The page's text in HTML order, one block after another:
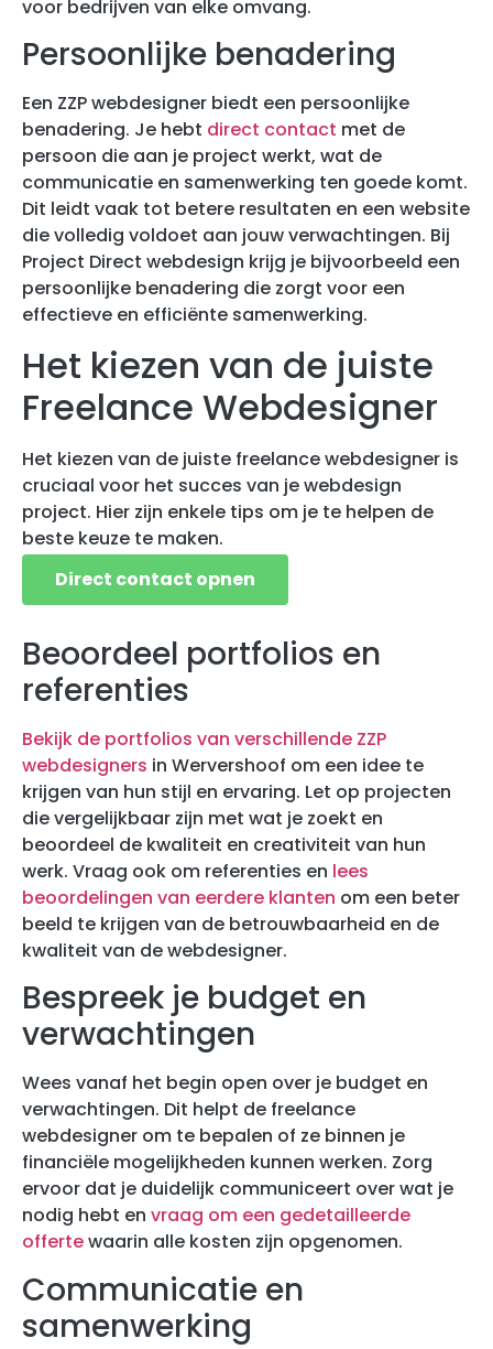
voor bedrijven van elke omvang.
Persoonlijke benadering
Een ZZP webdesigner biedt een persoonlijke
benadering. Je hebt direct contact met de
persoon die aan je project werkt, wat de
communicatie en samenwerking ten goede komt.
Dit leidt vaak tot betere resultaten en een website
die volledig voldoet aan jouw verwachtingen. Bij
Project Direct webdesign krijg je bijvoorbeeld een
persoonlijke benadering die zorgt voor een
effectieve en efficiënte samenwerking.
Het kiezen van de juiste
Freelance Webdesigner
Het kiezen van de juiste freelance webdesigner is
cruciaal voor het succes van je webdesign
project. Hier zijn enkele tips om je te helpen de
beste keuze te maken.
Direct contact opnen
Beoordeel portfolios en
referenties
Bekijk de portfolios van verschillende ZZP
webdesigners in Wervershoof om een idee te
krijgen van hun stijl en ervaring. Let op projecten
die vergelijkbaar zijn met wat je zoekt en
beoordeel de kwaliteit en creativiteit van hun
werk. Vraag ook om referenties en lees
beoordelingen van eerdere klanten om een beter
beeld te krijgen van de betrouwbaarheid en de
kwaliteit van de webdesigner.
Bespreek je budget en
verwachtingen
Wees vanaf het begin open over je budget en
verwachtingen. Dit helpt de freelance
webdesigner om te bepalen of ze binnen je
financiële mogelijkheden kunnen werken. Zorg
ervoor dat je duidelijk communiceert over wat je
nodig hebt en vraag om een gedetailleerde
offertewaarin alle kosten zijn opgenomen.
Communicatie en
samenwerking